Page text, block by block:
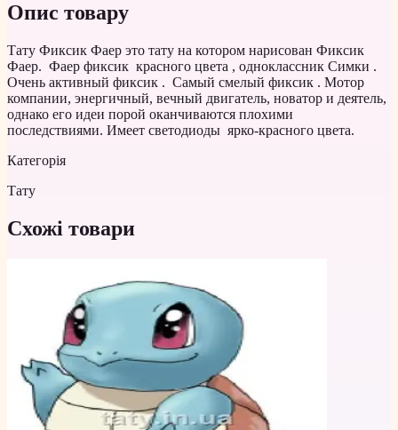
Опис товару
Тату Фиксик Фаер это тату на котором нарисован Фиксик
Фаер. Фаер фиксик красного цвета , одноклассник Симки .
Очень активный фиксик . Самый смелый фиксик . Мотор
компании, энергичный, вечный двигатель, новатор и деятель,
однако его идеи порой оканчиваются плохими
последствиями. Имеет светодиоды ярко-красного цвета.
Категорія
Тату
Схожі товари